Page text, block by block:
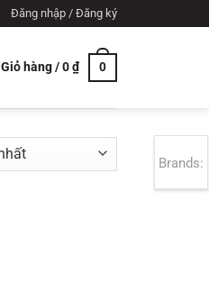
Đăng nhập / Đăng ký
Giỏ hàng /0₫ 0
Brands: